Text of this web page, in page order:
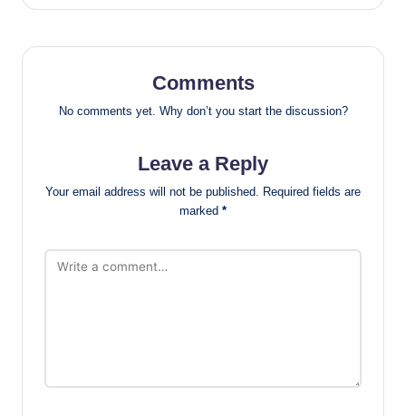
Comments
No comments yet. Why don’t you start the discussion?
Leave a Reply
Your email address will not be published.
Required fields are
marked *